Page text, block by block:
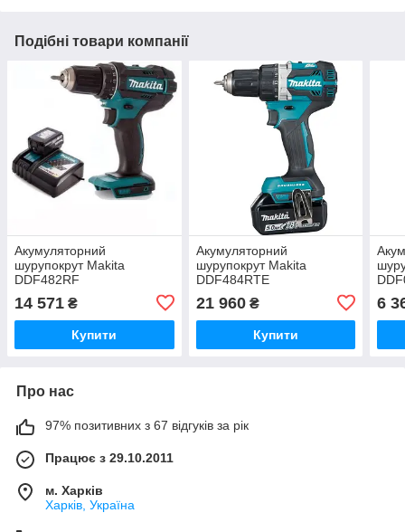
Подібні товари компанії
Акумуляторний
шурупокрут Makita
DDF482RF
14 571 ₴
Купити
Акумуляторний
шурупокрут Makita
DDF484RTE
21 960₴
Купити
6
Про нас
97% позитивних з 67 відгуків за рік
Працює з 29.10.2011
м. Харків
Харків, Україна